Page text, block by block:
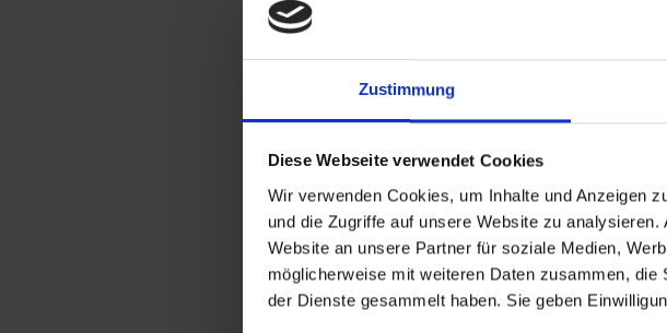
Zustimmung
Diese Webseite verwendet Cookies
Wir verwenden Cookies, um Inhalte und Anzeigen
und die Zugriffe auf unsere Website zu
Website an unsere Partner für soziale Medien,
möglicherweise mit weiteren Daten zusammen,
der Dienste gesammelt haben. Sie geben
Technisches Datenblatt
PDF, 179 KB
Technisches Datenblatt
PDF, 177 KB
Technisches Datenblatt
PDF, 159 KB